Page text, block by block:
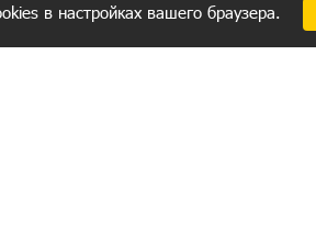
в настройках вашего браузера.